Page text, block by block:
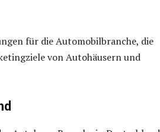
für die Automobilbranche, die
von Autohäusern und